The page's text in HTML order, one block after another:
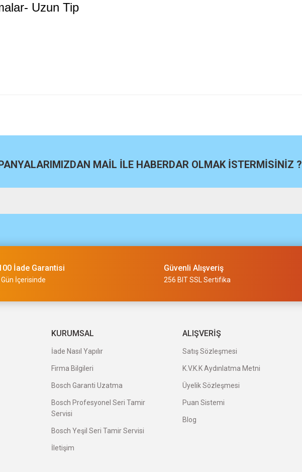
Uzun Tip
saat sürmüyor
MAİL İLE HABERDAR OLMAK İSTERMİSİNİZ ?
İade Garantisi
Gün İçerisinde
Güvenli Alışveriş
256 BIT SSL Sertifika
KURUMSAL
İade Nasıl Yapılır
Firma Bilgileri
Bosch Garanti Uzatma
Bosch Profesyonel Seri Tamir
Servisi
Bosch Yeşil Seri Tamir Servisi
İletişim
ALIŞVERİŞ
Satış Sözleşmesi
K.V.K.K Aydınlatma Metni
Üyelik Sözleşmesi
Puan Sistemi
Blog